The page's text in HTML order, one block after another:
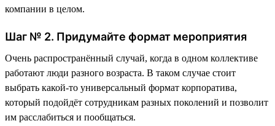
компании в целом.
Шаг № 2. Придумайте формат мероприятия
Очень распространённый случай, когда в одном коллективе
работают люди разного возраста. В таком случае стоит
выбрать какой-то универсальный формат корпоратива,
который подойдёт сотрудникам разных поколений и позволит
им расслабиться и пообщаться.